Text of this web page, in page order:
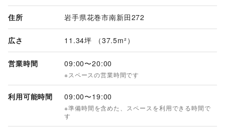
住所 岩手県花巻市南新田272
広さ 11.34坪 （37.5m²）
営業時間 09:00〜20:00
※スペースの営業時間です
利用可能時間 09:00〜19:00
※準備時間を含めた、スペースを利用できる時間で
す